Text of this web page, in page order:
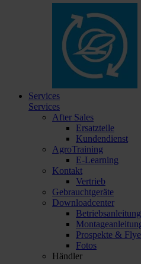
Services
Services
After Sales
Ersatzteile
Kundendienst
AgroTraining
E-Learning
Kontakt
Vertrieb
Gebrauchtgeräte
Downloadcenter
Prospekte &
Fotos
Händler